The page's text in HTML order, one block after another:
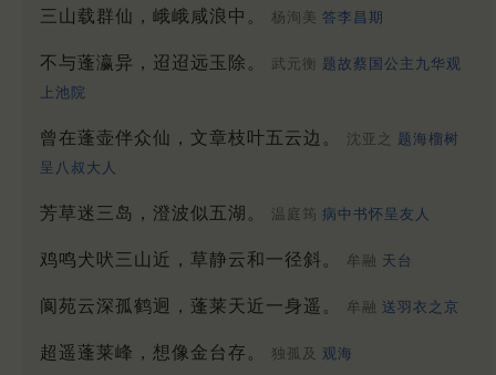
三山载群仙，峨峨咸浪中。 杨洵美 答李昌期
不与蓬瀛异，迢迢远玉除。 武元衡 题故蔡国公主九华观
上池院
曾在蓬壶伴众仙，文章枝叶五云边。 沈亚之 题海榴树
呈八叔大人
芳草迷三岛，澄波似五湖。 温庭筠 病中书怀呈友人
鸡鸣犬吠三山近，草静云和一径斜。 牟融 天台
阆苑云深孤鹤迥，蓬莱天近一身遥。 牟融 送羽衣之京
超遥蓬莱峰，想像金台存。 独孤及 观海